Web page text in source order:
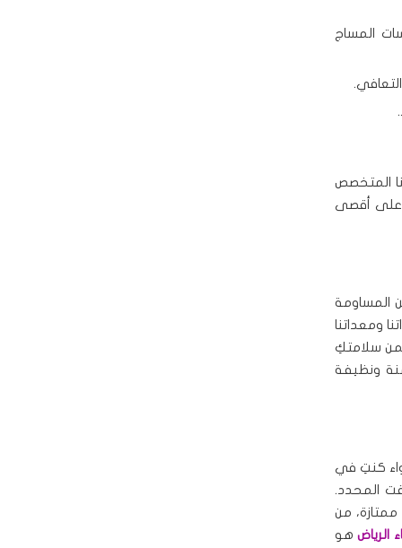
المساج
المتخصص
على أقصى
المساومة
ومعداتنا
سلامتكِ
ونظيفة
كنتِ في
المحدد.
من
الرياضهو